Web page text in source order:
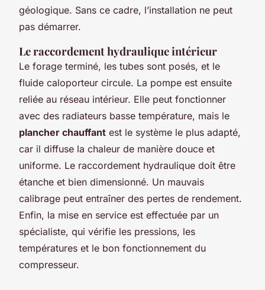
géologique. Sans ce cadre, l’installation ne peut
pas démarrer.
Le raccordement hydraulique intérieur
Le forage terminé, les tubes sont posés, et le
fluide caloporteur circule. La pompe est ensuite
reliée au réseau intérieur. Elle peut fonctionner
avec des radiateurs basse température, mais le
plancher chauffant est le système le plus adapté,
car il diffuse la chaleur de manière douce et
uniforme. Le raccordement hydraulique doit être
étanche et bien dimensionné. Un mauvais
calibrage peut entraîner des pertes de rendement.
Enfin, la mise en service est effectuée par un
spécialiste, qui vérifie les pressions, les
températures et le bon fonctionnement du
compresseur.